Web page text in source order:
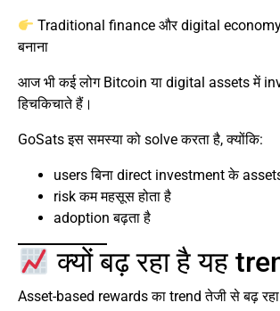
Traditional finance और digital
बनाना
आज भी कई लोग Bitcoin या digital assets में
हिचकिचाते हैं।
GoSats इस समस्या को solve करता है, क्योंकि:
users बिना direct investment के
risk कम महसूस होता है
adoption बढ़ता है
क्यों बढ़ रहा है यह
Asset-based rewards का trend तेजी से बढ़